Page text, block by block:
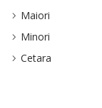
Maiori
Minori
Cetara